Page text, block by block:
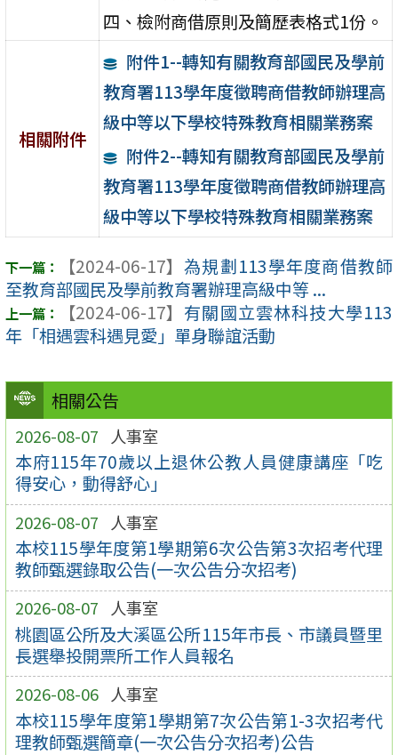
相關公告
2026-08-07 人事室
本府115年70歲以上退休公教人員健康講座「吃
得安心，動得舒心」
2026-08-07 人事室
本校115學年度第1學期第6次公告第3次招考代理
教師甄選錄取公告(一次公告分次招考)
2026-08-07 人事室
桃園區公所及大溪區公所115年市長、市議員暨里
長選舉投開票所工作人員報名
2026-08-06 人事室
本校115學年度第1學期第7次公告第1-3次招考代
理教師甄選簡章(一次公告分次招考)公告
四、檢附商借原則及簡歷表格式1份。
相關附件
附件1--轉知有關教育部國民及學前
教育署113學年度徵聘商借教師辦理高
級中等以下學校特殊教育相關業務案
附件2--轉知有關教育部國民及學前
教育署113學年度徵聘商借教師辦理高
級中等以下學校特殊教育相關業務案
【2024-06-17】 為規劃113學年度商借教師
至教育部國民及學前教育署辦理高級中等 ...
【2024-06-17】 有關國立雲林科技大學113
年「相遇雲科遇見愛」單身聯誼活動